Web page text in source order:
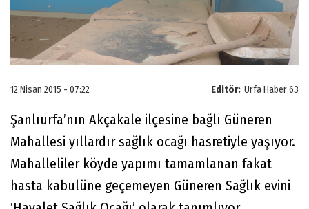
Editör: Urfa Haber 63
12 Nisan 2015 - 07:22
Şanlıurfa’nın Akçakale ilçesine bağlı Güneren
Mahallesi yıllardır sağlık ocağı hasretiyle yaşıyor.
Mahalleliler köyde yapımı tamamlanan fakat
hasta kabulüne geçemeyen Güneren Sağlık evini